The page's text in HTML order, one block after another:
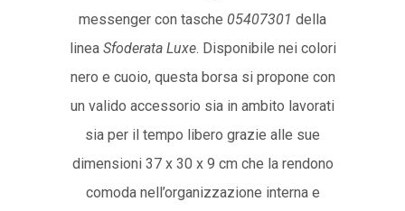
messenger con tasche 05407301 della
linea Sfoderata Luxe. Disponibile nei colori
nero e cuoio, questa borsa si propone con
un valido accessorio sia in ambito lavorati
sia per il tempo libero grazie alle sue
dimensioni 37 x 30 x 9 cm che la rendono
comoda nell’organizzazione interna e